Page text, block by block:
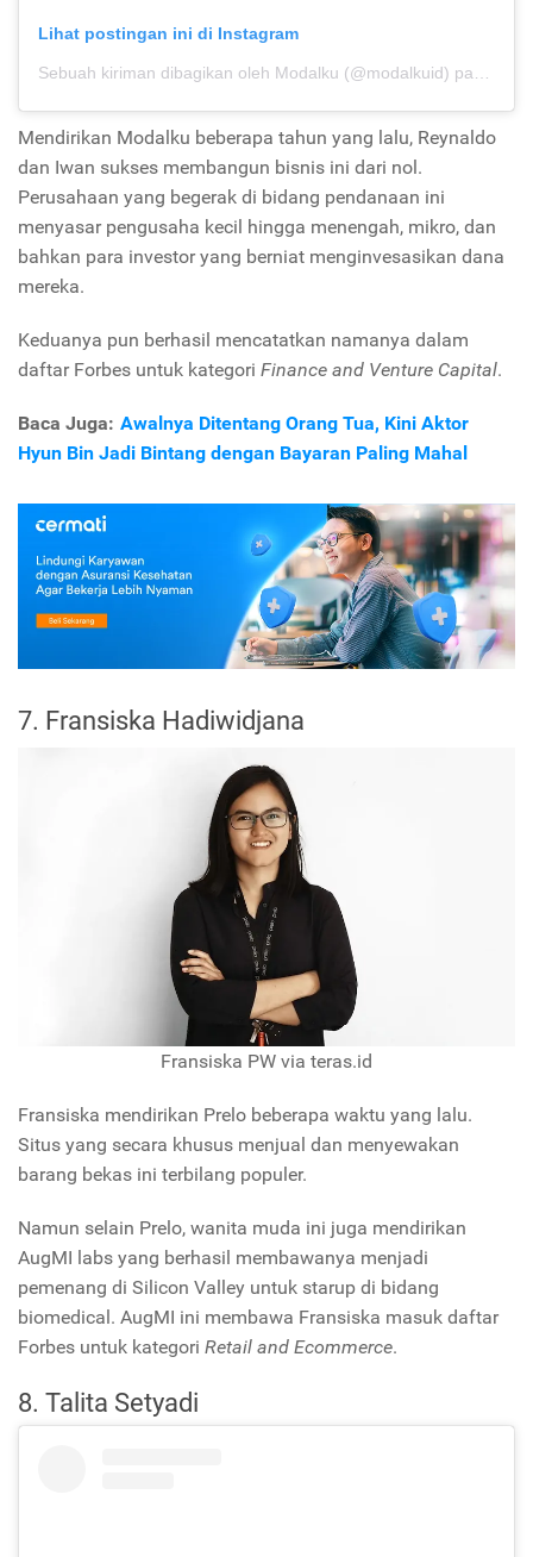
Lihat postingan ini di Instagram
Sebuah kiriman dibagikan oleh Modalku (@modalkuid) pada
Mendirikan Modalku beberapa tahun yang lalu, Reynaldo
dan Iwan sukses membangun bisnis ini dari nol.
Perusahaan yang begerak di bidang pendanaan ini
menyasar pengusaha kecil hingga menengah, mikro, dan
bahkan para investor yang berniat menginvesasikan dana
mereka.
Keduanya pun berhasil mencatatkan namanya dalam
daftar Forbes untuk kategori Finance and Venture Capital.
Baca Juga: Awalnya Ditentang Orang Tua, Kini Aktor
Hyun Bin Jadi Bintang dengan Bayaran Paling Mahal
7. Fransiska Hadiwidjana
Fransiska PW via teras.id
Fransiska mendirikan Prelo beberapa waktu yang lalu.
Situs yang secara khusus menjual dan menyewakan
barang bekas ini terbilang populer.
Namun selain Prelo, wanita muda ini juga mendirikan
AugMI labs yang berhasil membawanya menjadi
pemenang di Silicon Valley untuk starup di bidang
biomedical. AugMI ini membawa Fransiska masuk daftar
Forbes untuk kategori Retail and Ecommerce.
8. Talita Setyadi